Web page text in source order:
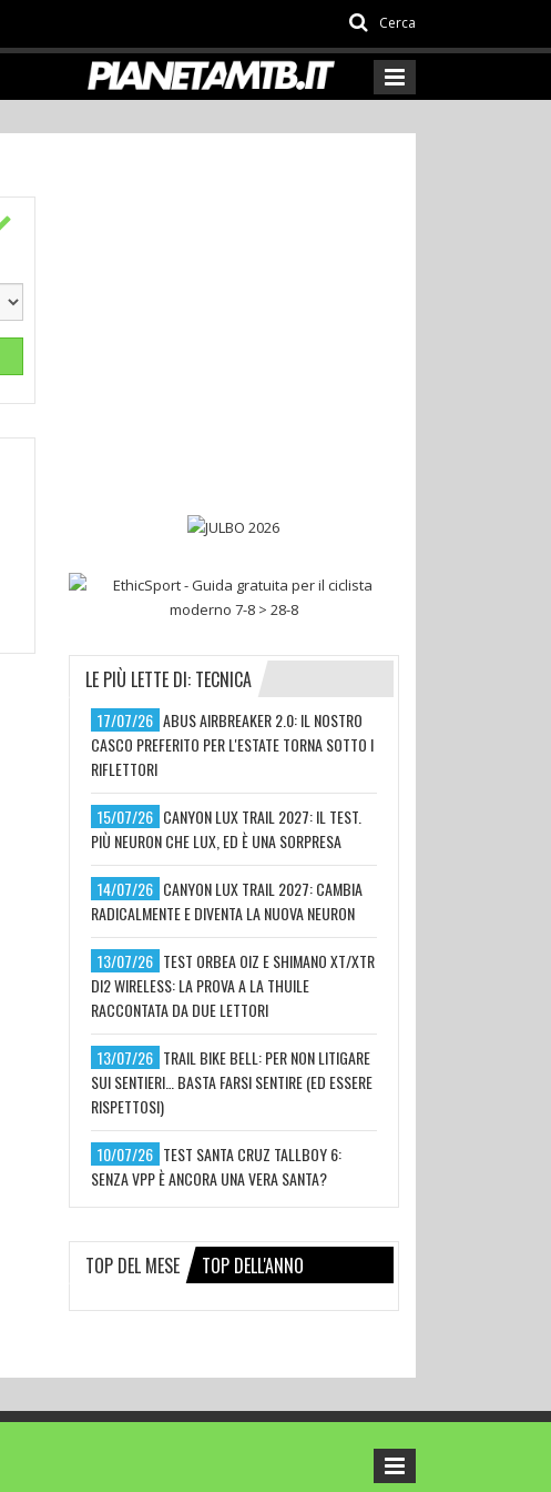
Cerca
LE PIÙ LETTE DI: TECNICA
17/07/26 ABUS AIRBREAKER 2.0: IL NOSTRO
CASCO PREFERITO PER L'ESTATE TORNA SOTTO I
RIFLETTORI
15/07/26 CANYON LUX TRAIL 2027: IL TEST.
PIÙ NEURON CHE LUX, ED È UNA SORPRESA
14/07/26 CANYON LUX TRAIL 2027: CAMBIA
RADICALMENTE E DIVENTA LA NUOVA NEURON
13/07/26 TEST ORBEA OIZ E SHIMANO XT/XTR
DI2 WIRELESS: LA PROVA A LA THUILE
RACCONTATA DA DUE LETTORI
13/07/26 TRAIL BIKE BELL: PER NON LITIGARE
SUI SENTIERI… BASTA FARSI SENTIRE (ED ESSERE
RISPETTOSI)
10/07/26 TEST SANTA CRUZ TALLBOY 6:
SENZA VPP È ANCORA UNA VERA SANTA?
TOP DEL MESE TOP DELL'ANNO